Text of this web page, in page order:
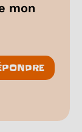
mon